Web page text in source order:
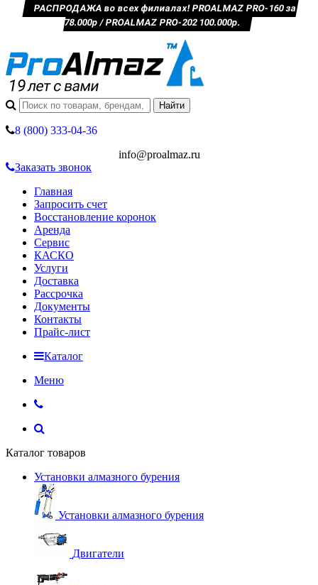
РАСПРОДАЖА во всех филиалах! PROALMAZ PRO-160 за
78.000р / PROALMAZ PRO-202 100.000р.
8 (800) 333-04-36
info@proalmaz.ru
Заказать звонок
Главная
Запросить счет
Восстановление коронок
Аренда
Сервис
КАСКО
Услуги
Доставка
Рассрочка
Документы
Контакты
Прайс-лист
Каталог
Меню
Каталог товаров
Установки алмазного бурения
Установки алмазного бурения
Двигатели